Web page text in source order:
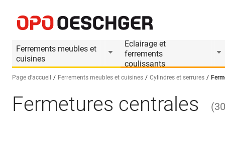
Ferrements meubles et
cuisines
Eclairage et
ferrements
coulissants
Sélectionnez une langue (FR)
Page d’accueil Ferrements meubles et cuisines Cylindres et serrures
Fermetures centrales (30